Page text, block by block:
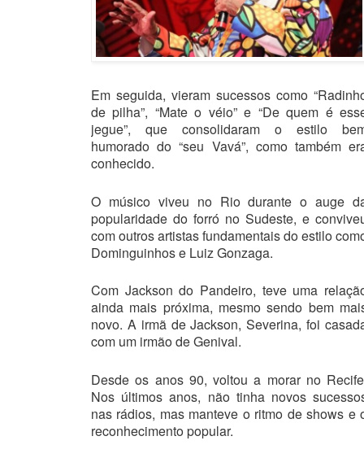
Em seguida, vieram sucessos como
de pilha”, “Mate o véio” e “De quem é
jegue”, que consolidaram o estilo
humorado do “seu Vavá”, como também
conhecido.
O músico viveu no Rio durante o auge
popularidade do forró no Sudeste, e
com outros artistas fundamentais do estilo
Dominguinhos e Luiz Gonzaga.
Com Jackson do Pandeiro, teve uma
ainda mais próxima, mesmo sendo bem
novo. A irmã de Jackson, Severina, foi
com um irmão de Genival.
Desde os anos 90, voltou a morar no
Nos últimos anos, não tinha novos
nas rádios, mas manteve o ritmo de shows e
reconhecimento popular.